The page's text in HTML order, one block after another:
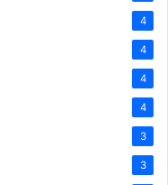
4
4
4
4
3
3